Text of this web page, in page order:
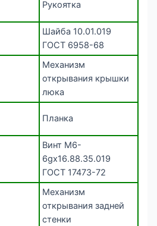
Рукоятка
Шайба 10.01.019
ГОСТ 6958-68
Механизм
открывания крышки
люка
Планка
Винт М6-
6gх16.88.35.019
ГОСТ 17473-72
Механизм
открывания задней
стенки